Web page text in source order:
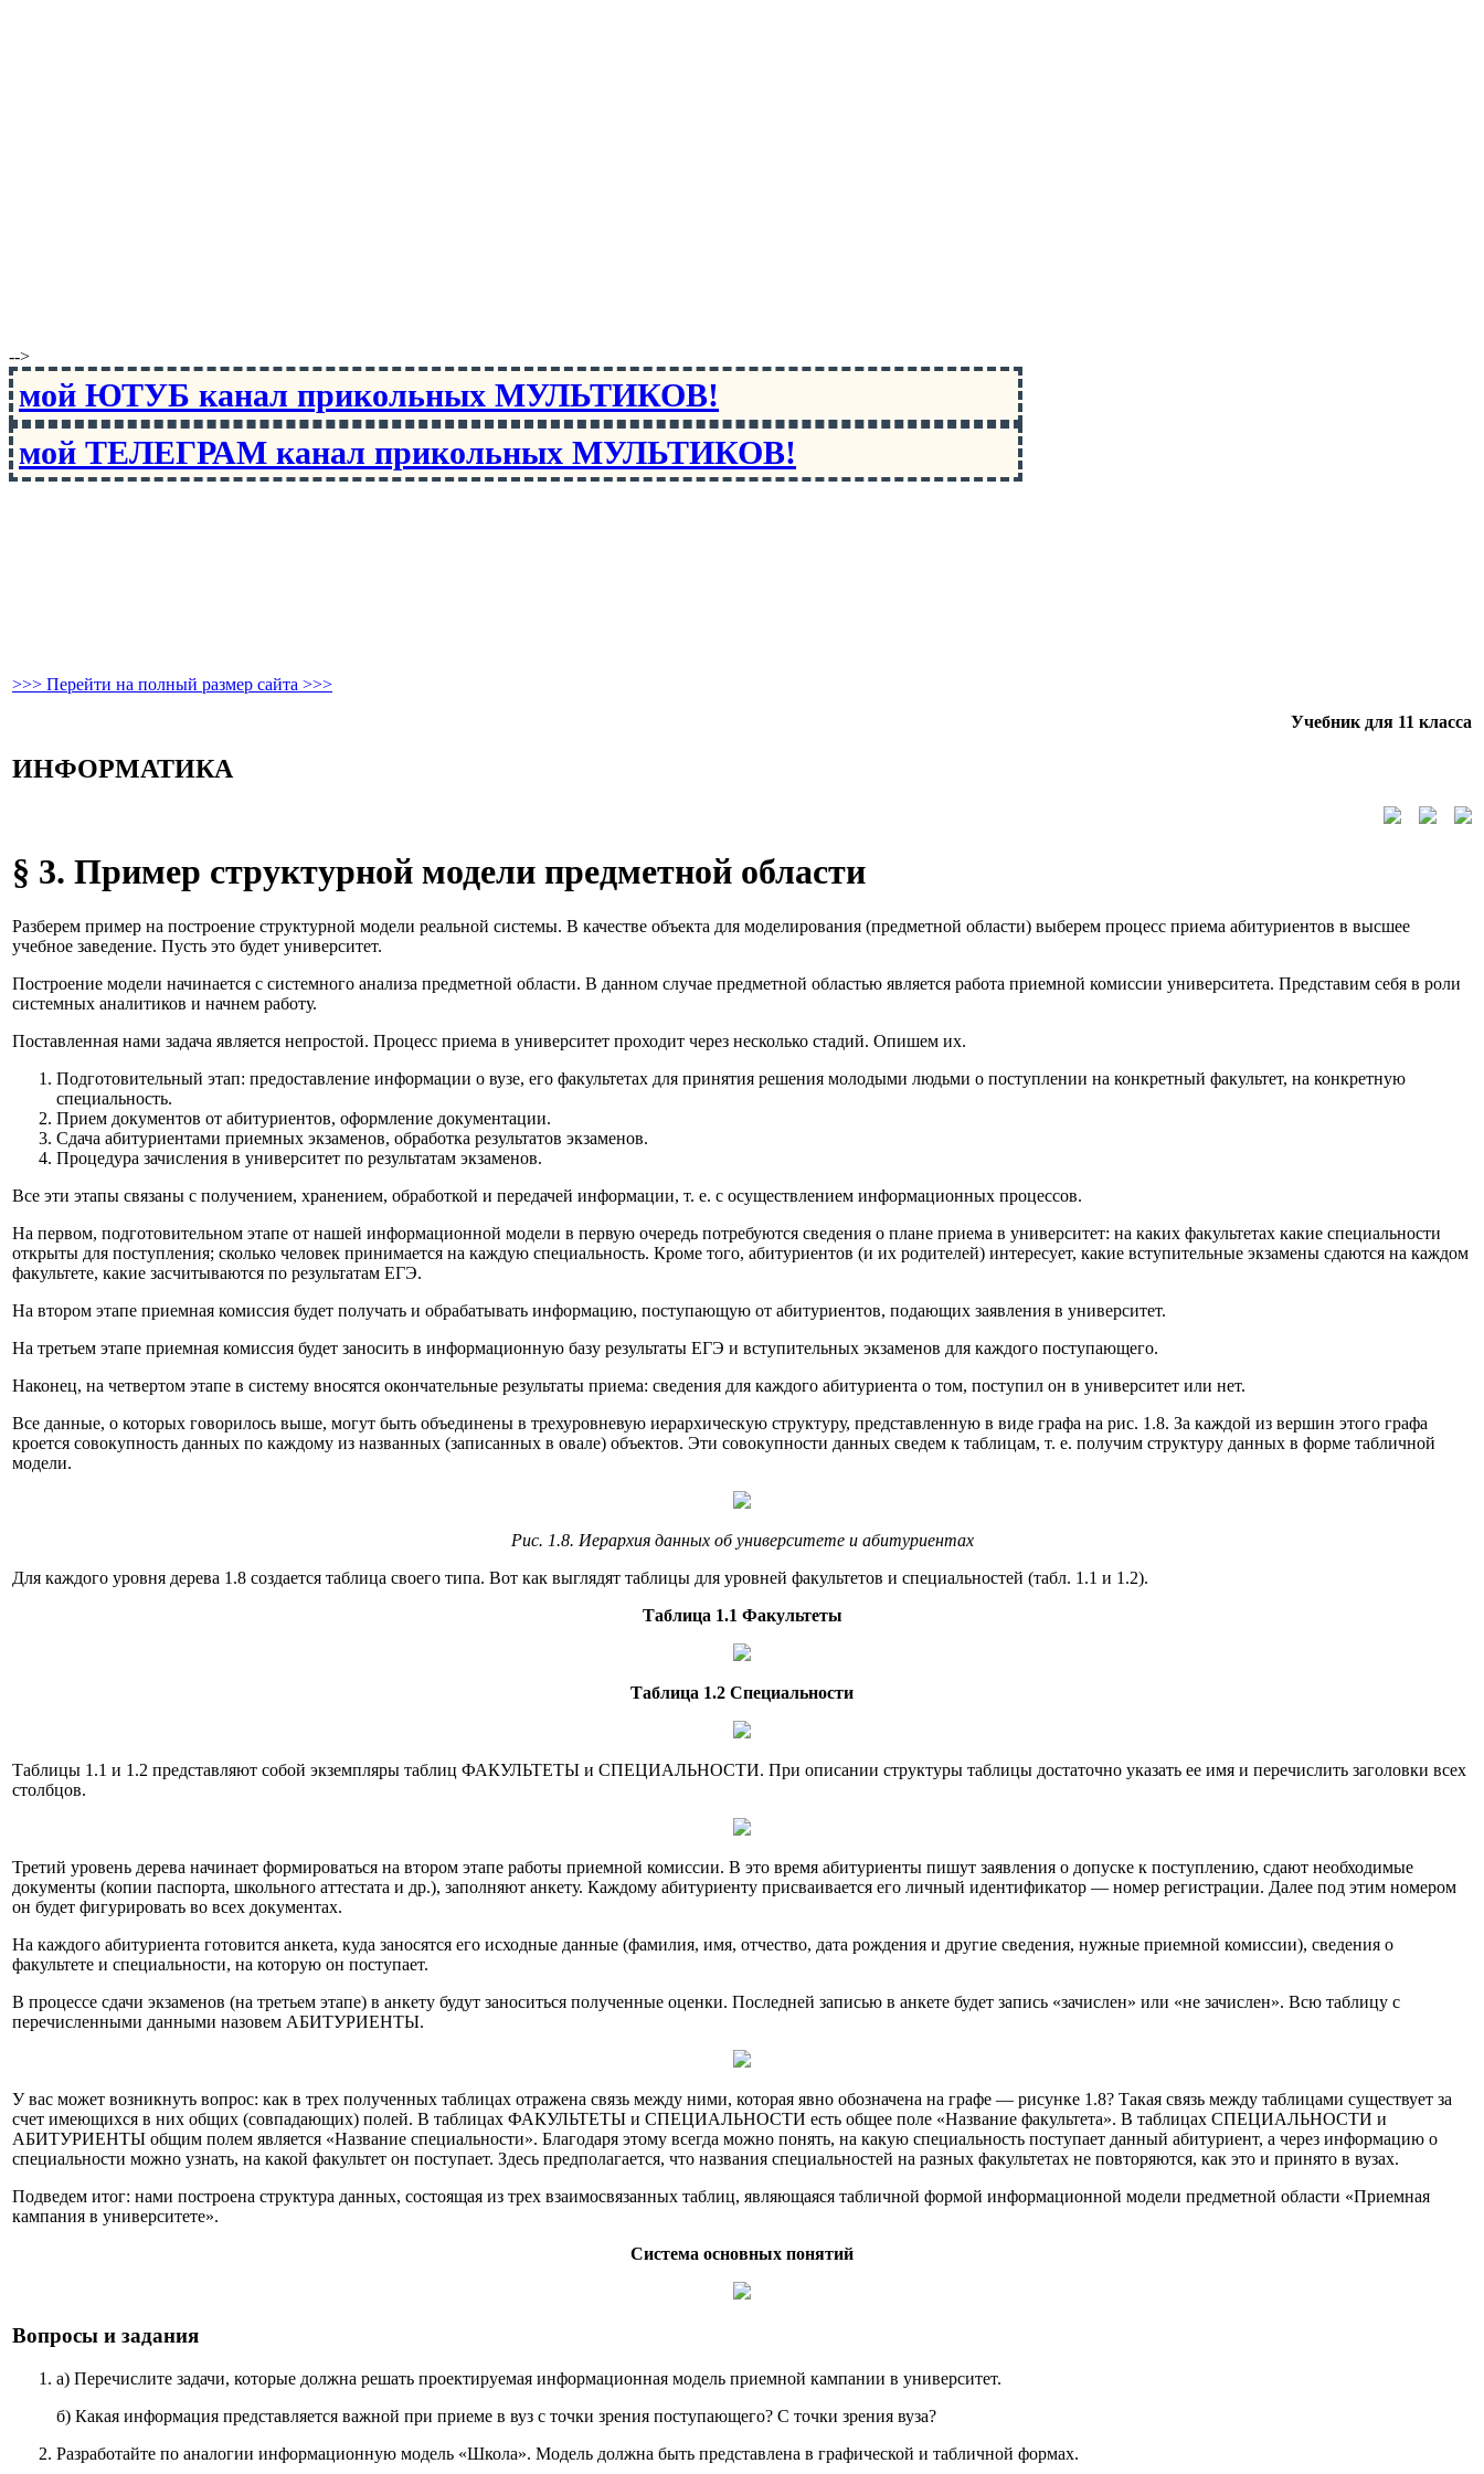
-->
мой ЮТУБ канал прикольных МУЛЬТИКОВ!
мой ТЕЛЕГРАМ канал прикольных МУЛЬТИКОВ!
>>> Перейти на полный размер сайта >>>
Учебник для 11 класса
ИНФОРМАТИКА
§ 3. Пример структурной модели предметной области
Разберем пример на построение структурной модели реальной системы. В качестве объекта для моделирования (предметной области) выберем процесс приема абитуриентов в высшее
учебное заведение. Пусть это будет университет.
Построение модели начинается с системного анализа предметной области. В данном случае предметной областью является работа приемной комиссии университета. Представим себя в роли
системных аналитиков и начнем работу.
Поставленная нами задача является непростой. Процесс приема в университет проходит через несколько стадий. Опишем их.
Подготовительный этап: предоставление информации о вузе, его факультетах для принятия решения молодыми людьми о поступлении на конкретный факультет, на конкретную
специальность.
Прием документов от абитуриентов, оформление документации.
Сдача абитуриентами приемных экзаменов, обработка результатов экзаменов.
Процедура зачисления в университет по результатам экзаменов.
Все эти этапы связаны с получением, хранением, обработкой и передачей информации, т. е. с осуществлением информационных процессов.
На первом, подготовительном этапе от нашей информационной модели в первую очередь потребуются сведения о плане приема в университет: на каких факультетах какие специальности
открыты для поступления; сколько человек принимается на каждую специальность. Кроме того, абитуриентов (и их родителей) интересует, какие вступительные экзамены сдаются на каждом
факультете, какие засчитываются по результатам ЕГЭ.
На втором этапе приемная комиссия будет получать и обрабатывать информацию, поступающую от абитуриентов, подающих заявления в университет.
На третьем этапе приемная комиссия будет заносить в информационную базу результаты ЕГЭ и вступительных экзаменов для каждого поступающего.
Наконец, на четвертом этапе в систему вносятся окончательные результаты приема: сведения для каждого абитуриента о том, поступил он в университет или нет.
Все данные, о которых говорилось выше, могут быть объединены в трехуровневую иерархическую структуру, представленную в виде графа на рис. 1.8. За каждой из вершин этого графа
кроется совокупность данных по каждому из названных (записанных в овале) объектов. Эти совокупности данных сведем к таблицам, т. е. получим структуру данных в форме табличной
модели.
Рис. 1.8. Иерархия данных об университете и абитуриентах
Для каждого уровня дерева 1.8 создается таблица своего типа. Вот как выглядят таблицы для уровней факультетов и специальностей (табл. 1.1 и 1.2).
Таблица 1.1 Факультеты
Таблица 1.2 Специальности
Таблицы 1.1 и 1.2 представляют собой экземпляры таблиц ФАКУЛЬТЕТЫ и СПЕЦИАЛЬНОСТИ. При описании структуры таблицы достаточно указать ее имя и перечислить заголовки всех
столбцов.
Третий уровень дерева начинает формироваться на втором этапе работы приемной комиссии. В это время абитуриенты пишут заявления о допуске к поступлению, сдают необходимые
документы (копии паспорта, школьного аттестата и др.), заполняют анкету. Каждому абитуриенту присваивается его личный идентификатор — номер регистрации. Далее под этим номером
он будет фигурировать во всех документах.
На каждого абитуриента готовится анкета, куда заносятся его исходные данные (фамилия, имя, отчество, дата рождения и другие сведения, нужные приемной комиссии), сведения о
факультете и специальности, на которую он поступает.
В процессе сдачи экзаменов (на третьем этапе) в анкету будут заноситься полученные оценки. Последней записью в анкете будет запись «зачислен» или «не зачислен». Всю таблицу с
перечисленными данными назовем АБИТУРИЕНТЫ.
У вас может возникнуть вопрос: как в трех полученных таблицах отражена связь между ними, которая явно обозначена на графе — рисунке 1.8? Такая связь между таблицами существует за
счет имеющихся в них общих (совпадающих) полей. В таблицах ФАКУЛЬТЕТЫ и СПЕЦИАЛЬНОСТИ есть общее поле «Название факультета». В таблицах СПЕЦИАЛЬНОСТИ и
АБИТУРИЕНТЫ общим полем является «Название специальности». Благодаря этому всегда можно понять, на какую специальность поступает данный абитуриент, а через информацию о
специальности можно узнать, на какой факультет он поступает. Здесь предполагается, что названия специальностей на разных факультетах не повторяются, как это и принято в вузах.
Подведем итог: нами построена структура данных, состоящая из трех взаимосвязанных таблиц, являющаяся табличной формой информационной модели предметной области «Приемная
кампания в университете».
Система основных понятий
Вопросы и задания
а) Перечислите задачи, которые должна решать проектируемая информационная модель приемной кампании в университет.
б) Какая информация представляется важной при приеме в вуз с точки зрения поступающего? С точки зрения вуза?
Разработайте по аналогии информационную модель «Школа». Модель должна быть представлена в графической и табличной формах.